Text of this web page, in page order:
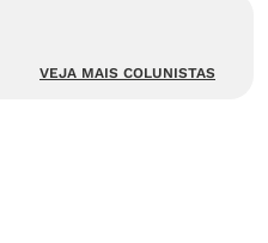
VEJA MAIS COLUNISTAS